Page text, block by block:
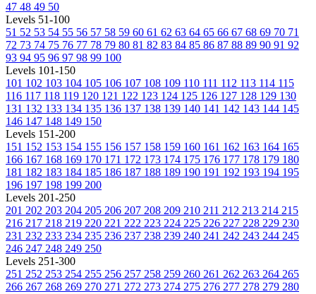
47 48 49 50
Levels 51-100
51 52 53 54 55 56 57 58 59 60 61 62 63 64 65 66 67 68 69 70 71
72 73 74 75 76 77 78 79 80 81 82 83 84 85 86 87 88 89 90 91 92
93 94 95 96 97 98 99 100
Levels 101-150
101 102 103 104 105 106 107 108 109 110 111 112 113 114 115
116 117 118 119 120 121 122 123 124 125 126 127 128 129 130
131 132 133 134 135 136 137 138 139 140 141 142 143 144 145
146 147 148 149 150
Levels 151-200
151 152 153 154 155 156 157 158 159 160 161 162 163 164 165
166 167 168 169 170 171 172 173 174 175 176 177 178 179 180
181 182 183 184 185 186 187 188 189 190 191 192 193 194 195
196 197 198 199 200
Levels 201-250
201 202 203 204 205 206 207 208 209 210 211 212 213 214 215
216 217 218 219 220 221 222 223 224 225 226 227 228 229 230
231 232 233 234 235 236 237 238 239 240 241 242 243 244 245
246 247 248 249 250
Levels 251-300
251 252 253 254 255 256 257 258 259 260 261 262 263 264 265
266 267 268 269 270 271 272 273 274 275 276 277 278 279 280